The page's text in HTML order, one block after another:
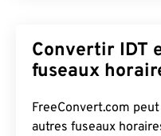
Convertir IDT
fuseaux
FreeConvert.com
autres fuseaux